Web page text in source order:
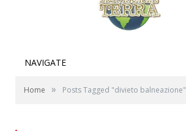
NAVIGATE
Home » Posts Tagged "divieto balneazione"